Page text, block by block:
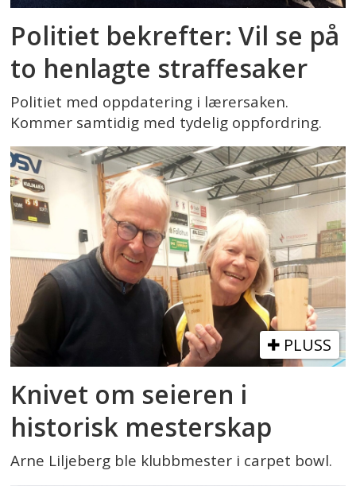
Politiet bekrefter: Vil se på
to henlagte straffesaker
Politiet med oppdatering i lærersaken.
Kommer samtidig med tydelig oppfordring.
PLUSS
Knivet om seieren i
historisk mesterskap
Arne Liljeberg ble klubbmester i carpet bowl.